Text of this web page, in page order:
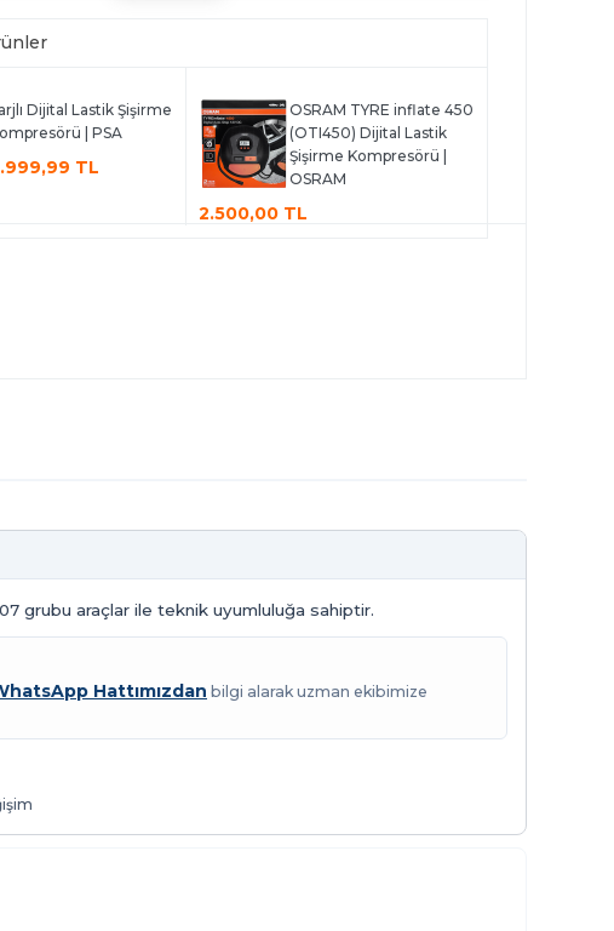
Dijital Lastik Şişirme
| PSA
TL
OSRAM TYRE inflate 450
(OTI450) Dijital Lastik
Şişirme Kompresörü |
OSRAM
2.500,00 TL
grubu araçlar ile teknik uyumluluğa sahiptir.
Hattımızdan bilgi alarak uzman ekibimize